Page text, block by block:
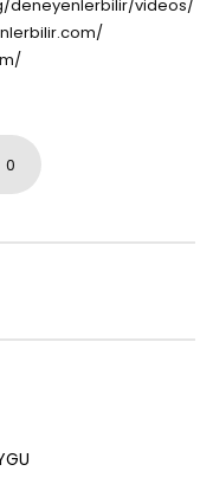
deneyenlerbilir/videos/
0